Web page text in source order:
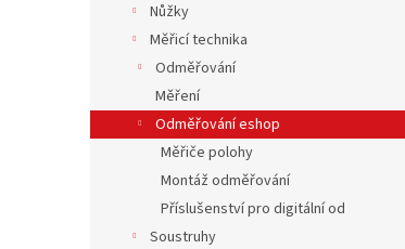
Nůžky
Měřicí technika
Odměřování
Měření
Odměřování eshop
Měřiče polohy
Montáž odměřování
Příslušenství pro digitální od
Soustruhy